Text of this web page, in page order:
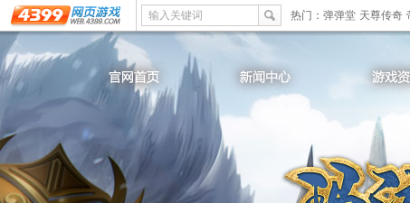
输入关键词 热门： 弹弹堂 天尊传奇